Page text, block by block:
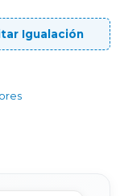
Igualación